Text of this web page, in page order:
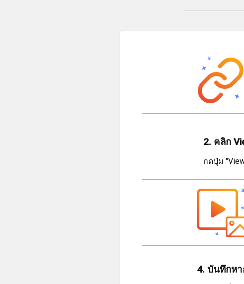
2. คลิก
กดปุ่ม
4. บันทึกหา